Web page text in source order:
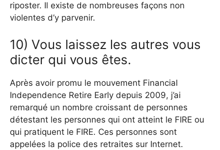
riposter. Il existe de nombreuses façons non
violentes d’y parvenir.
10) Vous laissez les autres vous
dicter qui vous êtes.
Après avoir promu le mouvement Financial
Independence Retire Early depuis 2009, j’ai
remarqué un nombre croissant de personnes
détestant les personnes qui ont atteint le FIRE ou
qui pratiquent le FIRE. Ces personnes sont
appelées la police des retraites sur Internet.